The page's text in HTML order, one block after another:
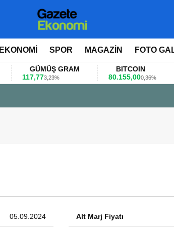
EKONOMİ SPOR MAGAZİN FOTO
GÜMÜŞ GRAM
117,773,23%
BITCOIN
80.155,000,36%
05.09.2024 Alt Marj Fiyatı